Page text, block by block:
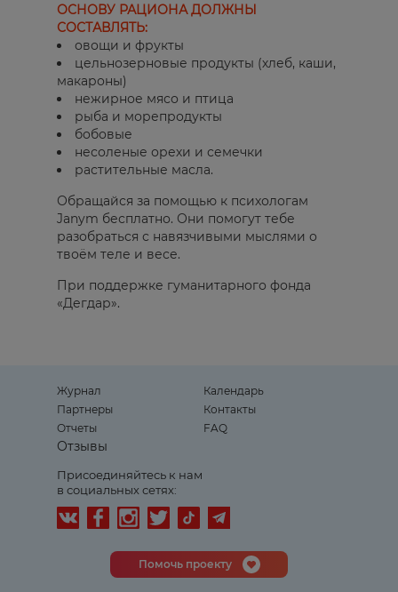
ОСНОВУ РАЦИОНА ДОЛЖНЫ
СОСТАВЛЯТЬ:
овощи и фрукты
цельнозерновые продукты (хлеб, каши,
макароны)
нежирное мясо и птица
рыба и морепродукты
бобовые
несоленые орехи и семечки
растительные масла.
Обращайся за помощью к психологам
Janym бесплатно. Они помогут тебе
разобраться с навязчивыми мыслями о
твоём теле и весе.
При поддержке гуманитарного фонда
«Дегдар».
Журнал
Календарь
Партнеры
Контакты
Отчеты
FAQ
Отзывы
Присоединяйтесь к нам
в социальных сетях:
Помочь проекту